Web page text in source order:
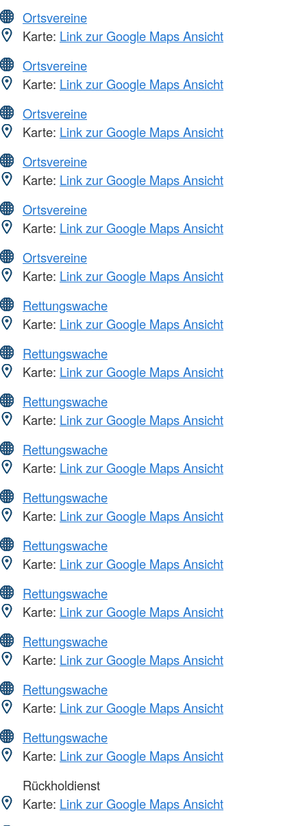
Ortsvereine
Karte: Link zur Google Maps Ansicht
Ortsvereine
Karte: Link zur Google Maps Ansicht
Ortsvereine
Karte: Link zur Google Maps Ansicht
Ortsvereine
Karte: Link zur Google Maps Ansicht
Ortsvereine
Karte: Link zur Google Maps Ansicht
Ortsvereine
Karte: Link zur Google Maps Ansicht
Rettungswache
Karte: Link zur Google Maps Ansicht
Rettungswache
Karte: Link zur Google Maps Ansicht
Rettungswache
Karte: Link zur Google Maps Ansicht
Rettungswache
Karte: Link zur Google Maps Ansicht
Rettungswache
Karte: Link zur Google Maps Ansicht
Rettungswache
Karte: Link zur Google Maps Ansicht
Rettungswache
Karte: Link zur Google Maps Ansicht
Rettungswache
Karte: Link zur Google Maps Ansicht
Rettungswache
Karte: Link zur Google Maps Ansicht
Rettungswache
Karte: Link zur Google Maps Ansicht
Rückholdienst
Karte: Link zur Google Maps Ansicht